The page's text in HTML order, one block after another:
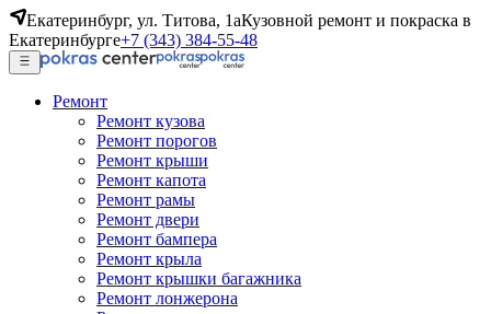
Екатеринбург, ул. Титова, 1аКузовной ремонт и покраска в
Екатеринбурге+7 (343) 384-55-48
Ремонт
Ремонт кузова
Ремонт порогов
Ремонт крыши
Ремонт капота
Ремонт рамы
Ремонт двери
Ремонт бампера
Ремонт крыла
Ремонт крышки багажника
Ремонт лонжерона